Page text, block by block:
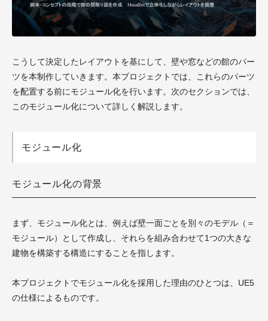
こうして決定したレイアウトを基にして、壁や窓などの館のパー
ツを本制作していきます。本プロジェクトでは、これらのパーツ
を配置する前にモジュール化を行います。次のセクションでは、
このモジュール化について詳しく解説します。
モジュール化
モジュール化の背景
まず、モジュール化とは、例えば壁一面ごとを別々のモデル（＝
モジュール）として作成し、それらを組み合わせて1つの大きな
建物を構築する構造にすることを指します。
本プロジェクトでモジュール化を採用した理由のひとつは、UE5
の仕様によるものです。